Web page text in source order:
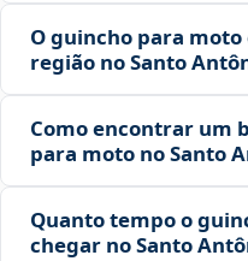
O guincho para
região no Santo
Como encontrar um
para moto no Santo
Quanto tempo o
chegar no Santo